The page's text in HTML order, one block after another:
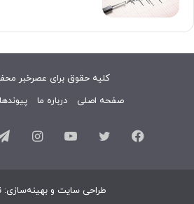
کلیه حقوق برای عصرخبر
صفحه اصلی
درباره ما پیوندها
فیسبوک توییتر یوتیوب
طراحی سایت و بهینه‌سازی: